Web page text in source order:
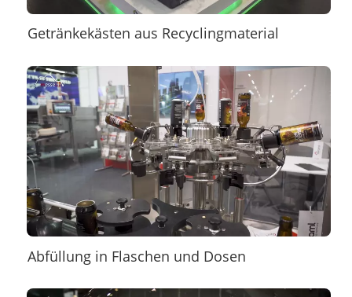
Getränkekästen aus Recyclingmaterial
Abfüllung in Flaschen und Dosen